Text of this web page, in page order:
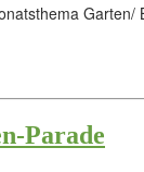
Parade